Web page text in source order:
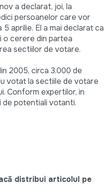
a declarat, joi, la
persoanelor care vor
aprilie. El a mai declarat ca
o cerere din partea
sectiilor de votare.
2005, circa 3.000 de
votat la sectiile de votare
Conform expertilor, in
de potentiali votanti.
distribui articolul pe